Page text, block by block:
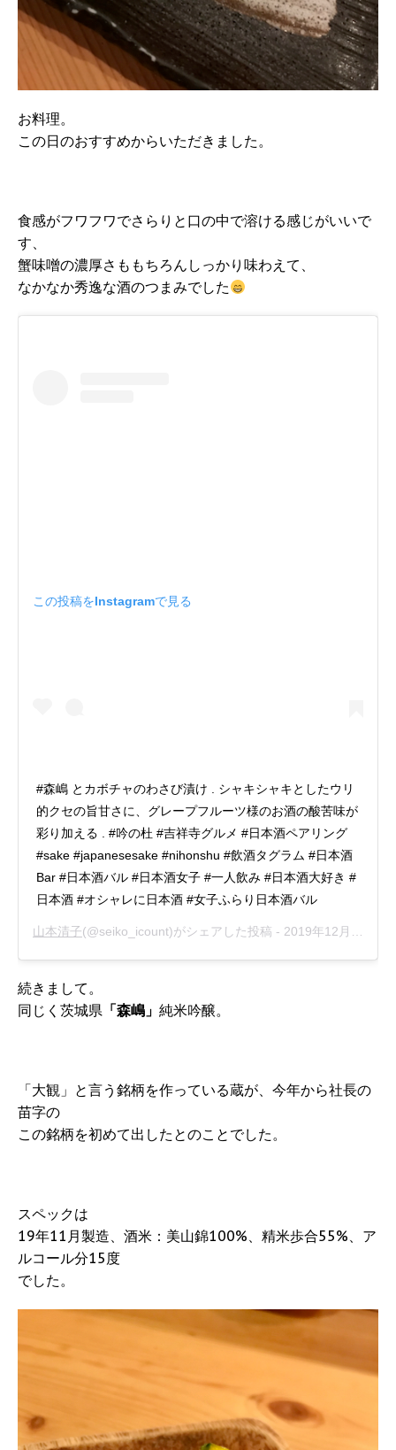
お料理。
この日のおすすめからいただきました。
食感がフワフワでさらりと口の中で溶ける感じがいいで
す、
蟹味噌の濃厚さももちろんしっかり味わえて、
なかなか秀逸な酒のつまみでした
この投稿をInstagramで見る
#森嶋 とカボチャのわさび漬け . シャキシャキとしたウリ
的クセの旨甘さに、グレープフルーツ様のお酒の酸苦味が
彩り加える . #吟の杜 #吉祥寺グルメ #日本酒ペアリング
#sake #japanesesake #nihonshu #飲酒タグラム #日本酒
Bar #日本酒バル #日本酒女子 #一人飲み #日本酒大好き #
日本酒 #オシャレに日本酒 #女子ふらり日本酒バル
山本清子(@seiko_icount)がシェアした投稿 - 2019年12月月9日午後7時35分PST
続きまして。
同じく茨城県 「森嶋」 純米吟醸。
「大観」と言う銘柄を作っている蔵が、今年から社長の
苗字の
この銘柄を初めて出したとのことでした。
スペックは
19年11月製造、酒米：美山錦100%、精米歩合55%、ア
ルコール分15度
でした。